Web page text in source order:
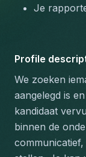
Je
Profile
We zoeken
aangelegd is
kandidaat
binnen de